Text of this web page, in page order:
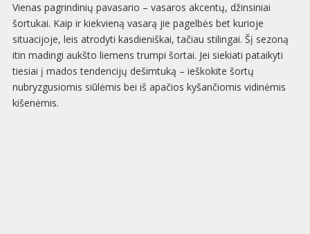
Vienas pagrindinių pavasario – vasaros akcentų, džinsiniai
šortukai. Kaip ir kiekvieną vasarą jie pagelbės bet kurioje
situacijoje, leis atrodyti kasdieniškai, tačiau stilingai. Šį sezoną
itin madingi aukšto liemens trumpi šortai. Jei siekiati pataikyti
tiesiai į mados tendencijų dešimtuką – ieškokite šortų
nubryzgusiomis siūlėmis bei iš apačios kyšančiomis vidinėmis
kišenėmis.